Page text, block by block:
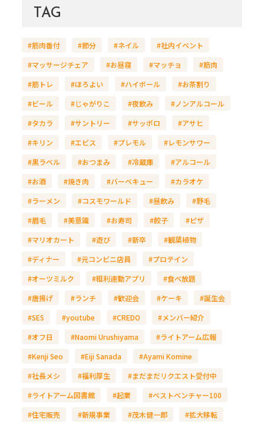
TAG
#筋肉番付 #節分 #ネイル
#社内イベント
#マッサージチェア
#お昼寝 #マッチョ
#筋肉
#筋トレ
#ほろよい #ハイボール
#お茶割り
#ビール
#じゃがりこ #夜飲み
#ノンアルコール
#タカラ
#サントリー #サッポロ
#アサヒ
#キリン
#エビス #プレモル
#レモンサワー
#黒ラベル
#おつまみ #冷蔵庫
#アルコール
#お酒
#焼き肉 #バーベキュー
#カラオケ
#ラーメン
#コスモワールド #昼飲み
#野毛
#眉毛
#美意識 #お寿司 #餃子
#ピザ
#マリオカート
#遊び #新卒
#観葉植物
#ディナー
#元コンビニ店員
#プロテイン
#オーツミルク
#粗利連動アプリ
#食べ放題
#唐揚げ
#ランチ #歓迎会 #ケーキ
#誕生会
#SES
#youtube #CREDO
#メンバー紹介
#オフ日
#Naomi Urushiyama
#ライトアーム広報
#Kenji Seo
#Eiji Sanada
#Ayami Komine
#社長メシ
#福利厚生
#まだまだリクエスト受付中
#ライトアーム図書館
#起業
#ベストベンチャー100
#住宅販売
#新規事業 #茂木健一郎 #拡大移転